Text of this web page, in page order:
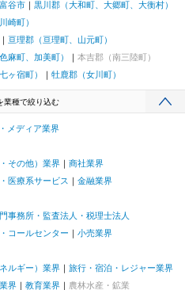
富谷市
黒川郡（大和町、大郷町、大衡村）
崎町）
亘理郡（亘理町、山元町）
麻町、加美町）
本吉郡（南三陸町）
ヶ宿町） 牡鹿郡（女川町）
業種で絞り込む
メディア業界
その他）業界
商社業界
医療系サービス
金融業界
事務所・監査法人・税理士法人
コールセンター
小売業界
ルギー）業界
旅行・宿泊・レジャー業界
界 教育業界 農林水産・鉱業